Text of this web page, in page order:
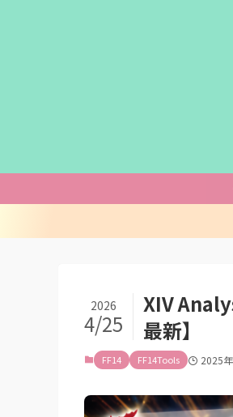
XIV
最新】
2026
4/25
FF14 FF14Tools 2025